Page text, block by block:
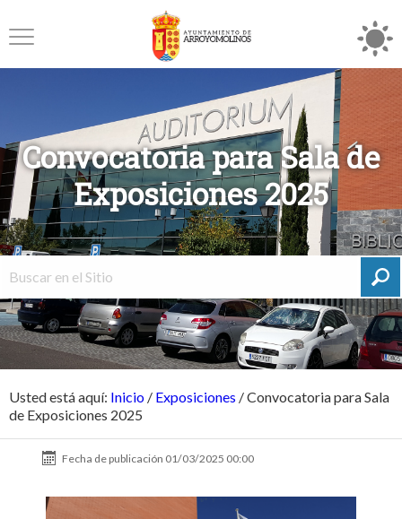
Convocatoria para Sala de
Exposiciones 2025
Usted está aquí: Inicio / Exposiciones /Convocatoria para Sala
de Exposiciones 2025
Fecha de publicación 01/03/2025 00:00